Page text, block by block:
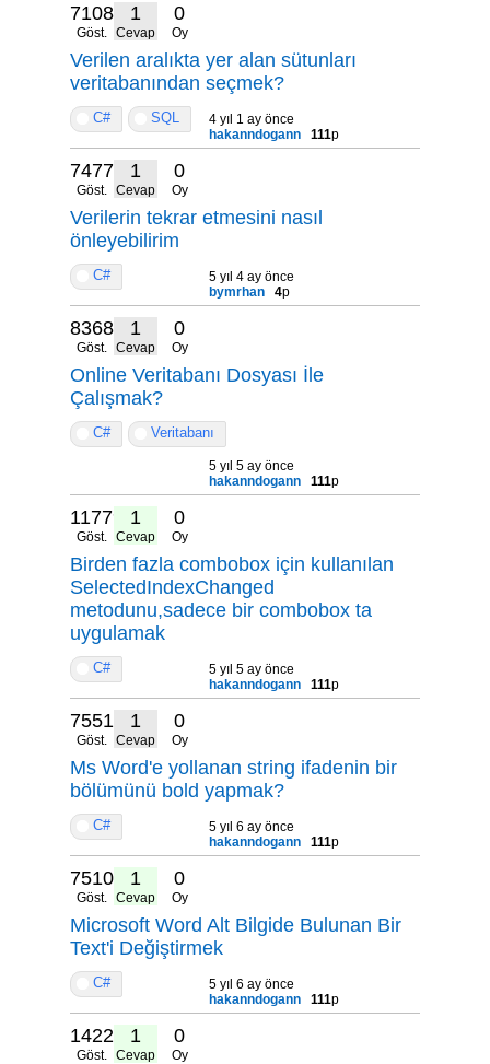
7108
Göst.
1
Cevap
0
Oy
Verilen aralıkta yer alan sütunları
veritabanından seçmek?
C# SQL
4 yıl 1 ay önce
hakanndogann
111p
7477
Göst.
1
Cevap
0
Oy
Verilerin tekrar etmesini nasıl
önleyebilirim
C#
5 yıl 4 ay önce
bymrhan
4p
8368
Göst.
1
Cevap
0
Oy
Online Veritabanı Dosyası İle
Çalışmak?
C# Veritabanı
5 yıl 5 ay önce
hakanndogann
111p
11779
Göst.
1
Cevap
0
Oy
Birden fazla combobox için kullanılan
SelectedIndexChanged
metodunu,sadece bir combobox ta
uygulamak
C#
5 yıl 5 ay önce
hakanndogann
111p
7551
Göst.
1
Cevap
0
Oy
Ms Word'e yollanan string ifadenin bir
bölümünü bold yapmak?
C#
5 yıl 6 ay önce
hakanndogann
111p
7510
Göst.
1
Cevap
0
Oy
Microsoft Word Alt Bilgide Bulunan Bir
Text'i Değiştirmek
C#
5 yıl 6 ay önce
hakanndogann
111p
14222
Göst.
1
Cevap
0
Oy